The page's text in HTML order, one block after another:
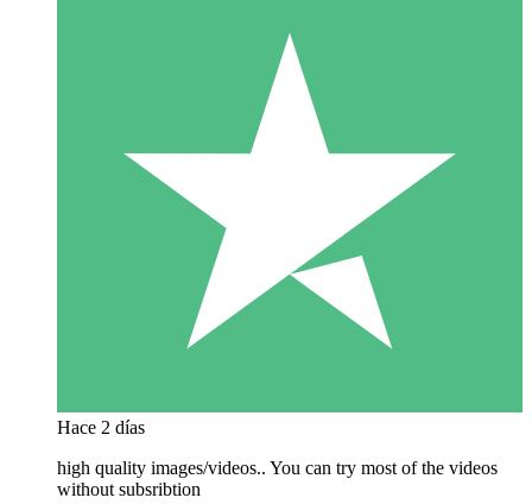
Hace 2 días
high quality images/videos.. You can try most of the videos
without subsribtion